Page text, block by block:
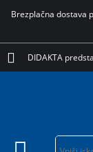
Brezplačna dostava
DIDAKTA